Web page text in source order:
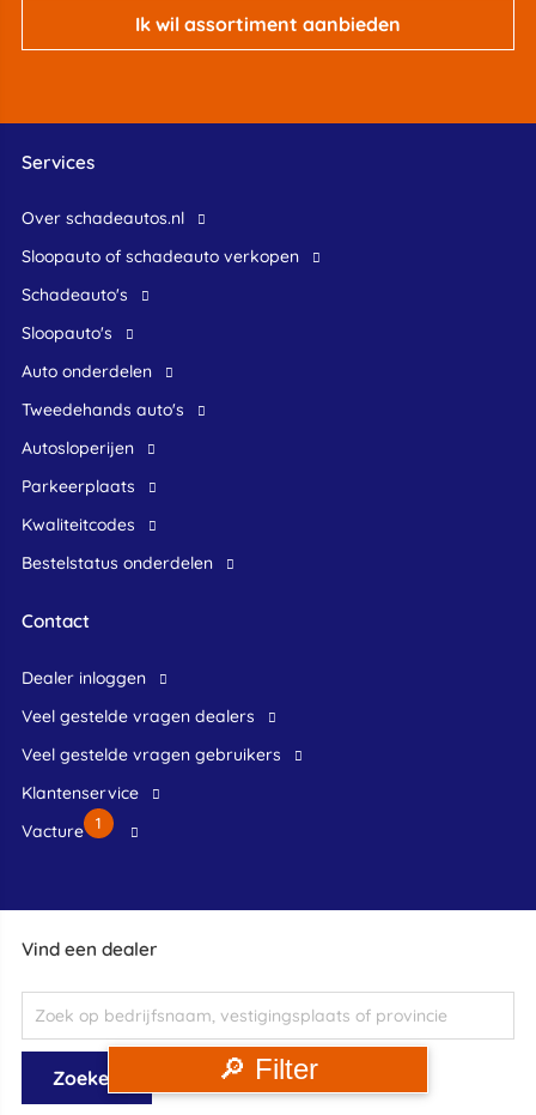
🔎 Filter
Ik wil assortiment aanbieden
Vind een dealer
Services
Over schadeautos.nl
Sloopauto of schadeauto verkopen
Schadeauto's
Sloopauto's
Auto onderdelen
Tweedehands auto's
Autosloperijen
Parkeerplaats
Kwaliteitcodes
Bestelstatus onderdelen
Contact
dealer inloggen
veel gestelde vragen dealers
veel gestelde vragen gebruikers
klantenservice
Vacture
1